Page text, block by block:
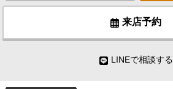
来店予約
LINEで相談する